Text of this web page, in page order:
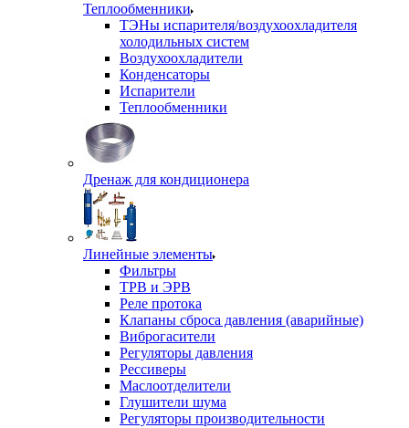
Теплообменники
ТЭНы испарителя/воздухоохладителя
холодильных систем
Воздухоохладители
Конденсаторы
Испарители
Теплообменники
Дренаж для кондиционера
Линейные элементы
Фильтры
ТРВ и ЭРВ
Реле протока
Клапаны сброса давления (аварийные)
Виброгасители
Регуляторы давления
Рессиверы
Маслоотделители
Глушители шума
Регуляторы производительности